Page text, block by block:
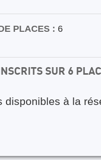
PLACES : 6
SUR 6
disponibles à la